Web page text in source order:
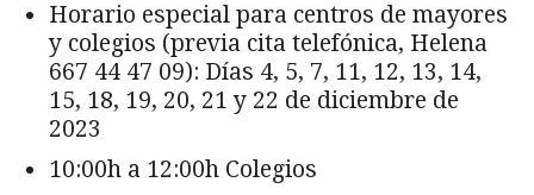
Horario especial para centros de mayores
y colegios (previa cita telefónica, Helena
667 44 47 09): Días 4, 5, 7, 11, 12, 13, 14,
15, 18, 19, 20, 21 y 22 de diciembre de
2023
10:00h a 12:00h Colegios